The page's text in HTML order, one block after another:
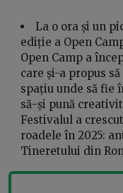
La o ora și un
ediție a Open
Open Camp a
care și-a propus
spațiu unde să fie
să-și pună
Festivalul a
roadele în 2025:
Tineretului din